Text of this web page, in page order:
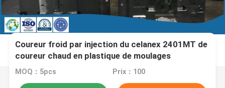
Coureur froid par injection du celanex 2401MT de
coureur chaud en plastique de moulages
MOQ：5pcs Prix：100